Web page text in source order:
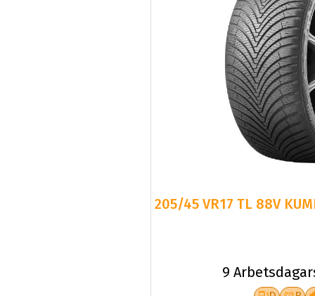
205/45 VR17 TL 88V
9